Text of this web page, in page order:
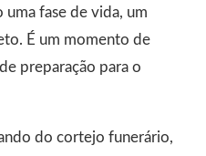
fase de vida, um
É um momento de
preparação para o
do cortejo funerário,